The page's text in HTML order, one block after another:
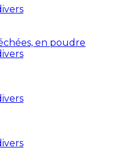
en poudre